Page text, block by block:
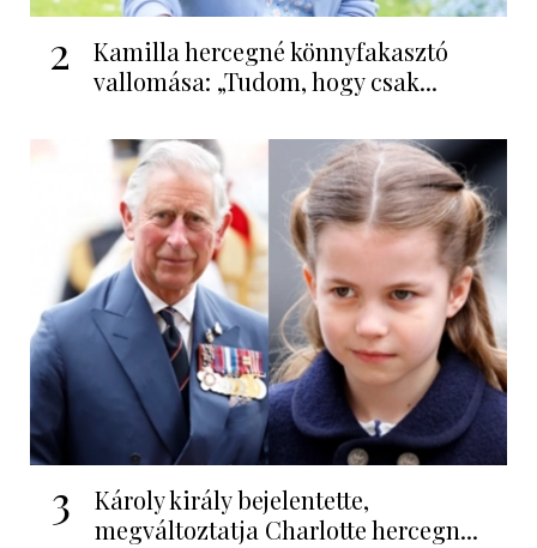
2
Kamilla hercegné könnyfakasztó
vallomása: „Tudom, hogy csak...
3
Károly király bejelentette,
megváltoztatja Charlotte hercegn...